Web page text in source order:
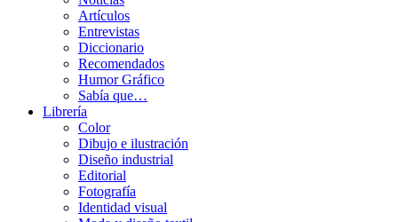
Artículos
Entrevistas
Diccionario
Recomendados
Humor Gráfico
Sabía que…
Librería
Color
Dibujo e ilustración
Diseño industrial
Editorial
Fotografía
Identidad visual